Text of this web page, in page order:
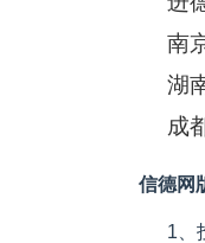
南
湖
成
信德网
1、